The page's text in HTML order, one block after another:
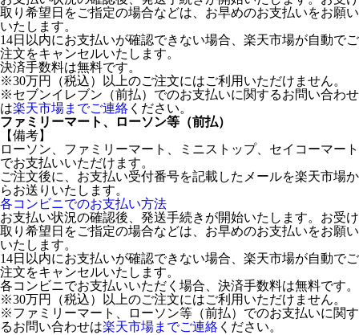
取り希望日をご指定の場合などは、お早めのお支払いをお願い
いたします。
14日以内にお支払いが確認できない場合、楽天市場が自動でご
注文をキャンセルいたします。
決済手数料は無料です。
※30万円（税込）以上のご注文にはご利用いただけません。
※セブンイレブン（前払）でのお支払いに関するお問い合わせ
は楽天市場までご連絡 ください。
ファミリーマート、ローソン等（前払）
【備考】
ローソン、ファミリーマート、ミニストップ、セイコーマート
でお支払いいただけます。
ご注文後に、お支払い受付番号を記載したメールを楽天市場か
らお送りいたします。
各コンビニでのお支払い方法
お支払い状況の確認後、発送手続きが開始いたします。お受け
取り希望日をご指定の場合などは、お早めのお支払いをお願い
いたします。
14日以内にお支払いが確認できない場合、楽天市場が自動でご
注文をキャンセルいたします。
各コンビニでお支払いいただく場合、決済手数料は無料です。
※30万円（税込）以上のご注文にはご利用いただけません。
※ファミリーマート、ローソン等（前払）でのお支払いに関す
るお問い合わせは楽天市場までご連絡 ください。